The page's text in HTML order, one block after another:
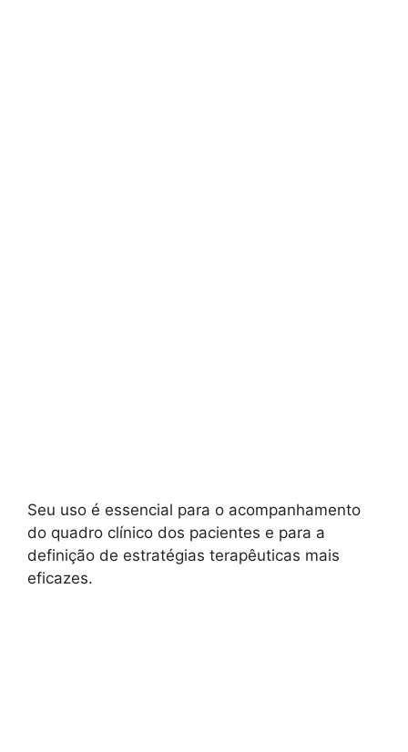
Seu uso é essencial para o acompanhamento
do quadro clínico dos pacientes e para a
definição de estratégias terapêuticas mais
eficazes.